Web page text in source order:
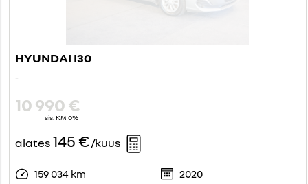
HYUNDAI I30
-
10 990 €
sis. KM 0%
alates 145 €/kuus
159 034 km
2020